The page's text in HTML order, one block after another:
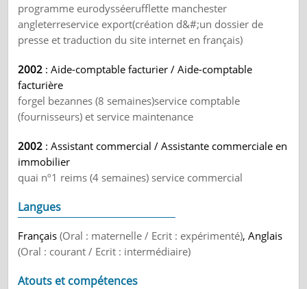
programme eurodysséerufflette manchester
angleterreservice export(création d&#;un dossier de
presse et traduction du site internet en français)
2002 : Aide-comptable facturier / Aide-comptable
facturière
forgel bezannes (8 semaines)service comptable
(fournisseurs) et service maintenance
2002 : Assistant commercial / Assistante commerciale en
immobilier
quai nº1 reims (4 semaines) service commercial
Langues
Français(Oral : maternelle / Ecrit : expérimenté), Anglais
(Oral : courant / Ecrit : intermédiaire)
Atouts et compétences